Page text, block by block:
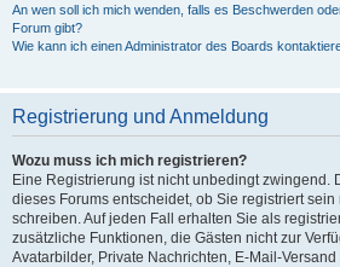
An wen soll ich mich wenden, falls es Beschwerden
Forum gibt?
Wie kann ich einen Administrator des Boards
Registrierung und Anmeldung
Wozu muss ich mich registrieren?
Eine Registrierung ist nicht unbedingt zwingend.
dieses Forums entscheidet, ob Sie registriert sein
schreiben. Auf jeden Fall erhalten Sie als
zusätzliche Funktionen, die Gästen nicht zur
Avatarbilder, Private Nachrichten, E-Mail-